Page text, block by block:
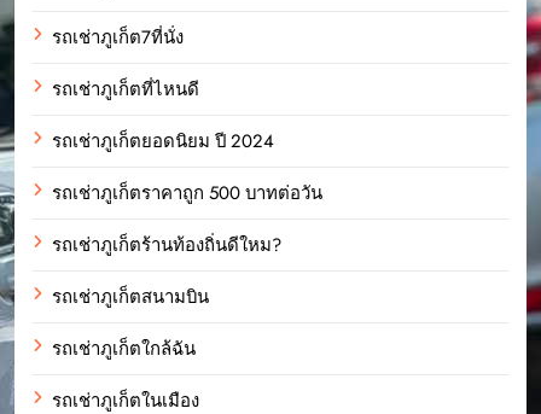
รถเช่าภูเก็ต7ที่นั่ง
รถเช่าภูเก็ตที่ไหนดี
รถเช่าภูเก็ตยอดนิยม ปี 2024
รถเช่าภูเก็ตราคาถูก 500 บาทต่อวัน
รถเช่าภูเก็ตร้านท้องถิ่นดีใหม?
รถเช่าภูเก็ตสนามบิน
รถเช่าภูเก็ตใกล้ฉัน
รถเช่าภูเก็ตในเมือง